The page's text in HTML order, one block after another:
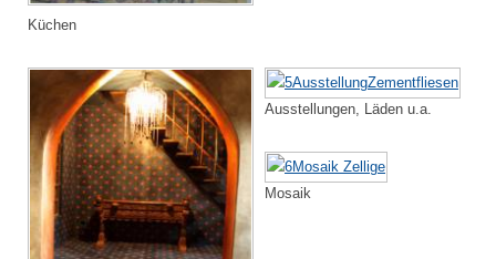
Küchen
Ausstellungen, Läden u.a.
Mosaik